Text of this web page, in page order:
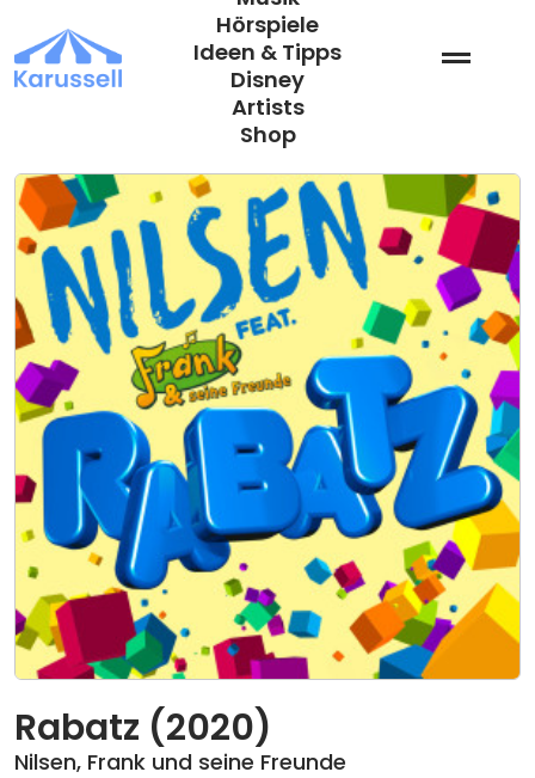
Inhalt
springen
Hörspiele
Ideen & Tipps
Disney
Artists
Shop
Rabatz (2020)
Nilsen, Frank und seine Freunde